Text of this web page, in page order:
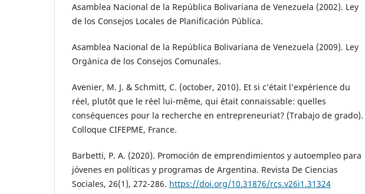
Asamblea Nacional de la República Bolivariana de Venezuela (2002). Ley
de los Consejos Locales de Planificación Pública.
Asamblea Nacional de la República Bolivariana de Venezuela (2009). Ley
Orgánica de los Consejos Comunales.
Avenier, M. J. & Schmitt, C. (october, 2010). Et si c’était l’expérience du
réel, plutôt que le réel lui-même, qui était connaissable: quelles
conséquences pour la recherche en entrepreneuriat? (Trabajo de grado).
Colloque CIFEPME, France.
Barbetti, P. A. (2020). Promoción de emprendimientos y autoempleo para
jóvenes en políticas y programas de Argentina. Revista De Ciencias
Sociales, 26(1), 272-286. https://doi.org/10.31876/rcs.v26i1.31324